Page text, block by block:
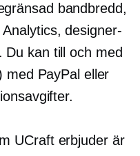
bandbredd,
designer-
kan till och med
med PayPal eller
UCraft erbjuder är